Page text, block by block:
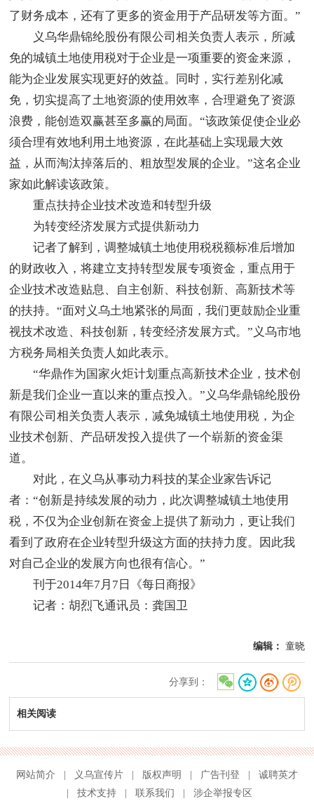
了财务成本，还有了更多的资金用于产品研发等方面。”
义乌华鼎锦纶股份有限公司相关负责人表示，所减
免的城镇土地使用税对于企业是一项重要的资金来源，
能为企业发展实现更好的效益。同时，实行差别化减
免，切实提高了土地资源的使用效率，合理避免了资源
浪费，能创造双赢甚至多赢的局面。“该政策促使企业必
须合理有效地利用土地资源，在此基础上实现最大效
益，从而淘汰掉落后的、粗放型发展的企业。”这名企业
家如此解读该政策。
重点扶持企业技术改造和转型升级
为转变经济发展方式提供新动力
记者了解到，调整城镇土地使用税税额标准后增加
的财政收入，将建立支持转型发展专项资金，重点用于
企业技术改造贴息、自主创新、科技创新、高新技术等
的扶持。“面对义乌土地紧张的局面，我们更鼓励企业重
视技术改造、科技创新，转变经济发展方式。”义乌市地
方税务局相关负责人如此表示。
“华鼎作为国家火炬计划重点高新技术企业，技术创
新是我们企业一直以来的重点投入。”义乌华鼎锦纶股份
有限公司相关负责人表示，减免城镇土地使用税，为企
业技术创新、产品研发投入提供了一个崭新的资金渠
道。
对此，在义乌从事动力科技的某企业家告诉记
者：“创新是持续发展的动力，此次调整城镇土地使用
税，不仅为企业创新在资金上提供了新动力，更让我们
看到了政府在企业转型升级这方面的扶持力度。因此我
对自己企业的发展方向也很有信心。”
刊于2014年7月7日《每日商报》
记者：胡烈飞通讯员：龚国卫
编辑： 童晓
分享到：
相关阅读
网站简介 义乌宣传片 版权声明 广告刊登
诚聘英才
技术支持 联系我们 涉企举报专区